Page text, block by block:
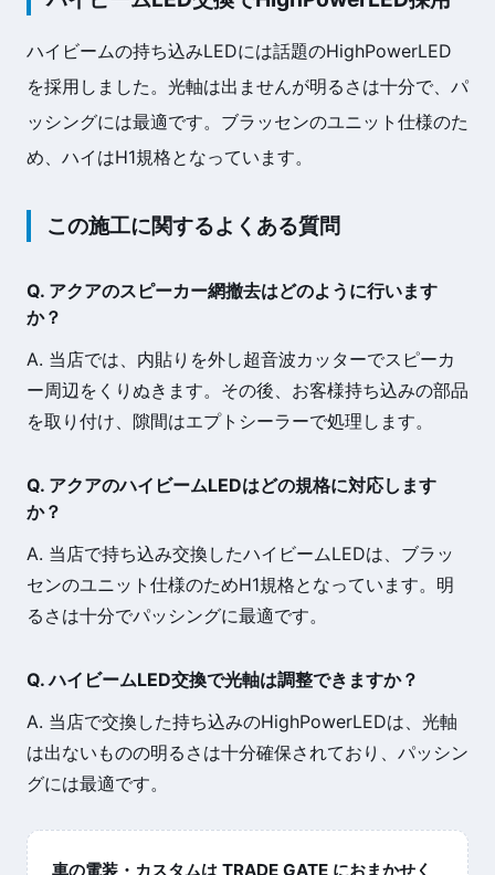
ハイビームの持ち込みLEDには話題のHighPowerLED
を採用しました。光軸は出ませんが明るさは十分で、パ
ッシングには最適です。ブラッセンのユニット仕様のた
め、ハイはH1規格となっています。
この施工に関するよくある質問
Q. アクアのスピーカー網撤去はどのように行います
か？
A. 当店では、内貼りを外し超音波カッターでスピーカ
ー周辺をくりぬきます。その後、お客様持ち込みの部品
を取り付け、隙間はエプトシーラーで処理します。
Q. アクアのハイビームLEDはどの規格に対応します
か？
A. 当店で持ち込み交換したハイビームLEDは、ブラッ
センのユニット仕様のためH1規格となっています。明
るさは十分でパッシングに最適です。
Q. ハイビームLED交換で光軸は調整できますか？
A. 当店で交換した持ち込みのHighPowerLEDは、光軸
は出ないものの明るさは十分確保されており、パッシン
グには最適です。
車の電装・カスタムは TRADE GATE におまかせく